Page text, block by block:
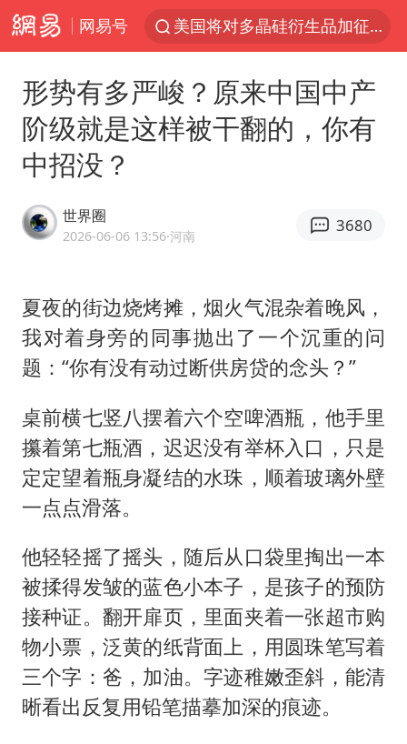
网易号
美国将对多晶硅衍生品加征15%关税
改名后的“青海拉面”店
泰国校园枪击案死亡人数升至7人
女子开一天一夜空调后二氧化碳中毒
“空调24小时开着更省电”不实
70多岁父亲独自坐车到上海看望女儿
“不建议大家买深色蛋糕”
985博士后被曝在妻子孕期出轨后续
公司“上四休三”但要降薪1000元
如何把百年大党建设得更加坚强有力？
形势有多严峻？原来中国中产
阶级就是这样被干翻的，你有
中招没？
世界圈
2026-06-06 13:56·河南
3680
夏夜的街边烧烤摊，烟火气混杂着晚风，
我对着身旁的同事抛出了一个沉重的问
题：“你有没有动过断供房贷的念头？”
桌前横七竖八摆着六个空啤酒瓶，他手里
攥着第七瓶酒，迟迟没有举杯入口，只是
定定望着瓶身凝结的水珠，顺着玻璃外壁
一点点滑落。
他轻轻摇了摇头，随后从口袋里掏出一本
被揉得发皱的蓝色小本子，是孩子的预防
接种证。翻开扉页，里面夹着一张超市购
物小票，泛黄的纸背面上，用圆珠笔写着
三个字：爸，加油。字迹稚嫩歪斜，能清
晰看出反复用铅笔描摹加深的痕迹。